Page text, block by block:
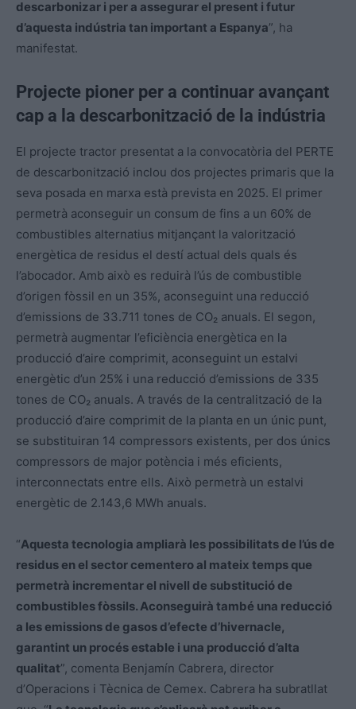
descarbonizar i per a assegurar el present i futur
d’aquesta indústria tan important a Espanya”, ha
manifestat.
Projecte pioner per a continuar avançant
cap a la descarbonització de la indústria
El projecte tractor presentat a la convocatòria del PERTE
de descarbonització inclou dos projectes primaris que la
seva posada en marxa està prevista en 2025. El primer
permetrà aconseguir un consum de fins a un 60% de
combustibles alternatius mitjançant la valorització
energètica de residus el destí actual dels quals és
l’abocador. Amb això es reduirà l’ús de combustible
d’origen fòssil en un 35%, aconseguint una reducció
d’emissions de 33.711 tones de CO₂ anuals. El segon,
permetrà augmentar l’eficiència energètica en la
producció d’aire comprimit, aconseguint un estalvi
energètic d’un 25% i una reducció d’emissions de 335
tones de CO₂ anuals. A través de la centralització de la
producció d’aire comprimit de la planta en un únic punt,
se substituiran 14 compressors existents, per dos únics
compressors de major potència i més eficients,
interconnectats entre ells. Això permetrà un estalvi
energètic de 2.143,6 MWh anuals.
“Aquesta tecnologia ampliarà les possibilitats de l’ús de
residus en el sector cementero al mateix temps que
permetrà incrementar el nivell de substitució de
combustibles fòssils. Aconseguirà també una reducció
a les emissions de gasos d’efecte d’hivernacle,
garantint un procés estable i una producció d’alta
qualitat”, comenta Benjamín Cabrera, director
d’Operacions i Tècnica de Cemex. Cabrera ha subratllat